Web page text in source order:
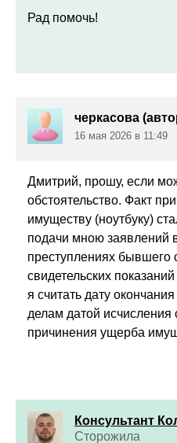
Рад помочь!
черкасова
16 мая 2026 в 11:49
Дмитрий, прошу, если
обстоятельство. Факт
имуществу (ноутбуку)
подачи мною заявлений
преступлениях бывшего
свидетельских
я считать дату
делам датой исчисления
причинения ущерба
Консультант
Сторожила